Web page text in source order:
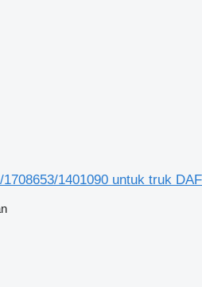
1401090 untuk truk DAF